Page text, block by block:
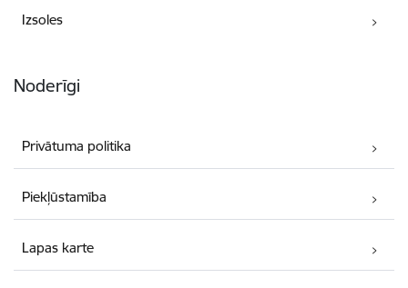
Izsoles
Noderīgi
Privātuma politika
Piekļūstamība
Lapas karte